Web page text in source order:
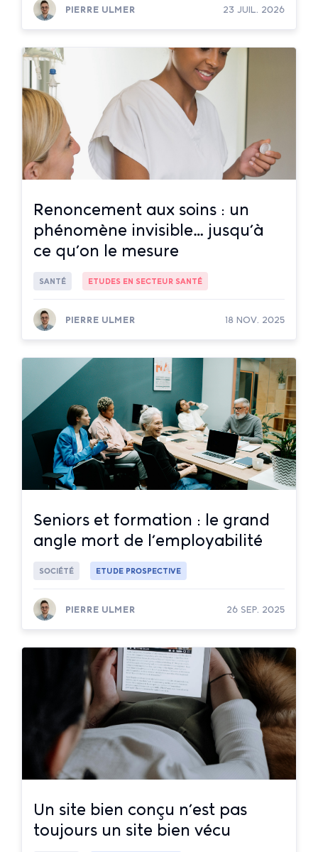
PIERRE ULMER 23 JUIL. 2026
Lire la suite
Renoncement aux soins : un
phénomène invisible… jusqu’à
ce qu’on le mesure
SANTÉ ETUDES EN SECTEUR SANTÉ
PIERRE ULMER 18 NOV. 2025
Lire la suite
Seniors et formation : le grand
angle mort de l’employabilité
SOCIÉTÉ ETUDE PROSPECTIVE
PIERRE ULMER 26 SEP. 2025
Lire la suite
Un site bien conçu n’est pas
toujours un site bien vécu